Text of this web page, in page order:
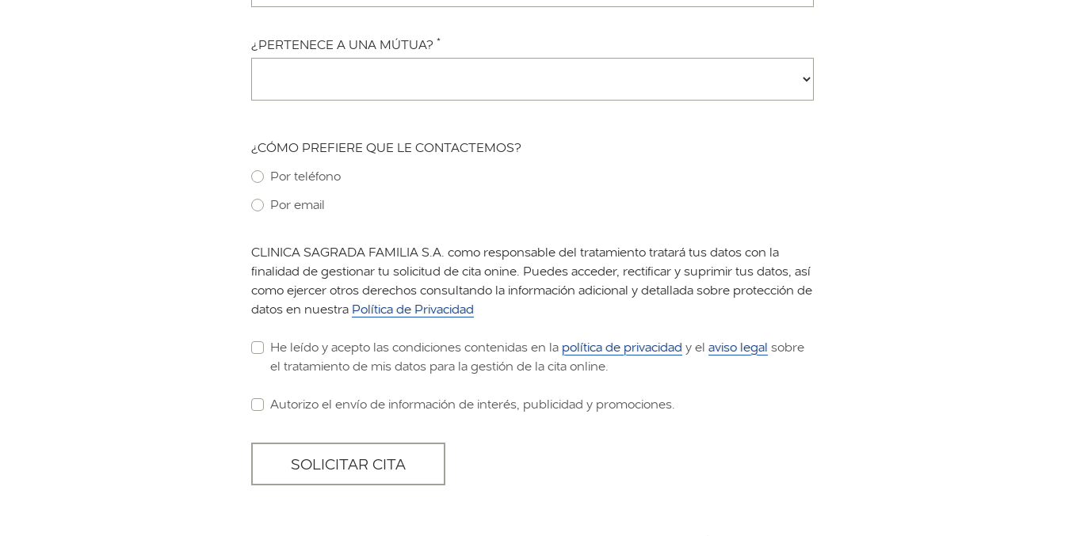
¿PERTENECE A UNA MÚTUA?*
¿CÓMO PREFIERE QUE LE CONTACTEMOS?
Por teléfono
Por email
CLINICA SAGRADA FAMILIA S.A. como responsable del tratamiento tratará tus datos con la
finalidad de gestionar tu solicitud de cita onine. Puedes acceder, rectificar y suprimir tus datos, así
como ejercer otros derechos consultando la información adicional y detallada sobre protección de
datos en nuestra Política de Privacidad
He leído y acepto las condiciones contenidas en la política de privacidad y elaviso legal sobre
el tratamiento de mis datos para la gestión de la cita online.
Autorizo el envío de información de interés, publicidad y promociones.
SOLICITAR CITA